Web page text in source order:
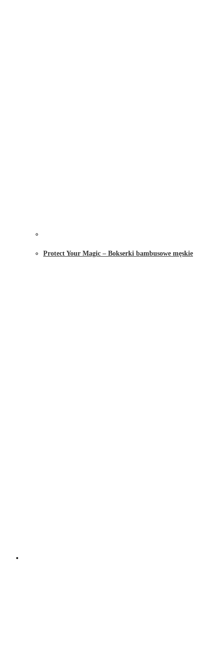
Protect Your Magic – Bokserki bambusowe męskie